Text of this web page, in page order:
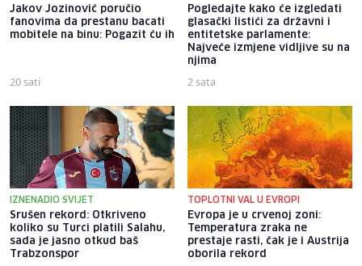
Jakov Jozinović poručio
fanovima da prestanu bacati
mobitele na binu: Pogazit ću ih
20 sati
Pogledajte kako će izgledati
glasački listići za državni i
entitetske parlamente:
Najveće izmjene vidljive su na
njima
2 sata
IZNENADIO SVIJET
Srušen rekord: Otkriveno
koliko su Turci platili Salahu,
sada je jasno otkud baš
Trabzonspor
TOPLOTNI VAL U EVROPI
Evropa je u crvenoj zoni:
Temperatura zraka ne
prestaje rasti, čak je i Austrija
oborila rekord